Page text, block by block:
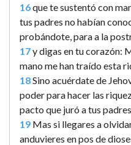
16que te sustentó con
tus padres no habían
probándote, para a la
17y digas en tu corazón:
mano me han traído esta
18Sino acuérdate de
poder para hacer las
pacto que juró a tus
19 Mas si llegares a
anduvieres en pos de